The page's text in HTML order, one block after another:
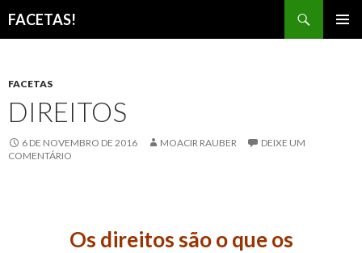
FACETAS!
CONTEÚDO
FACETAS
DIREITOS
6 DE NOVEMBRO DE 2016 MOACIR RAUBER
DEIXE UM
COMENTÁRIO
Os direitos são o que os